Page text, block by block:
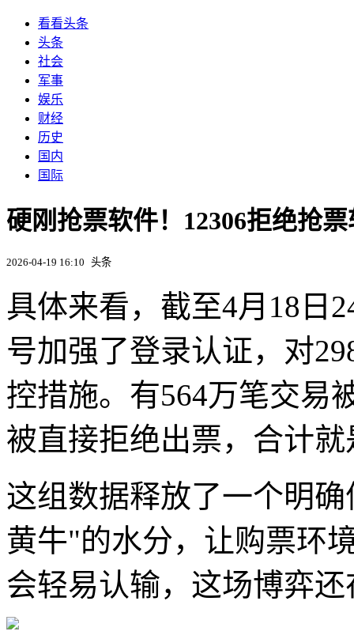
看看头条
头条
社会
军事
娱乐
财经
历史
国内
国际
硬刚抢票软件！12306拒绝抢
2026-04-19 16:10 头条
具体来看，截至4月18日
号加强了登录认证，对
控措施。有564万笔交易
被直接拒绝出票，合计就
这组数据释放了一个明
黄牛"的水分，让购票环
会轻易认输，这场博弈